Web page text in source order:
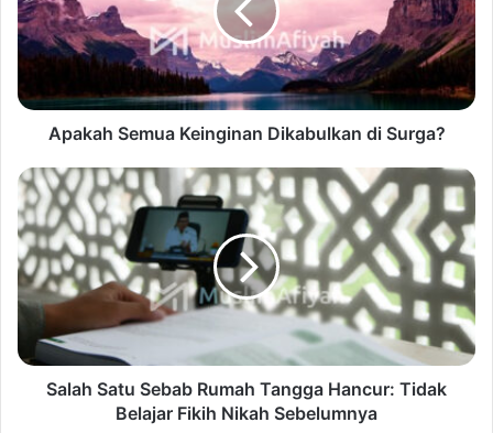
Apakah Semua Keinginan Dikabulkan di Surga?
Salah Satu Sebab Rumah Tangga Hancur: Tidak
Belajar Fikih Nikah Sebelumnya